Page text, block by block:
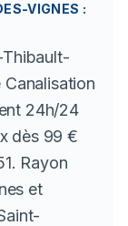
VIGNES :
24h/24
dès 99 €
Rayon
et